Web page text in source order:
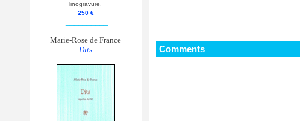
linogravure.
250 €
Marie-Rose de France
Dits
Comments